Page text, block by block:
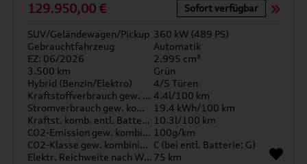
129.950,00 € Sofort verfügbar
SUV/Geländewagen/Pickup 360 kW (489 PS)
Gebrauchtfahrzeug
Automatik
EZ: 06/2026
2.995 cm³
3.500 km
Grün
Hybrid (Benzin/Elektro)
4/5 Türen
Kraftstoffverbrauch gew. kombiniert 4.4l/100 km
Stromverbrauch gew. kombiniert
19.4 kWh/100 km
Kraftst. komb. entl. Batterie 10.3l/100 km
CO2-Emission gew. kombiniert 100g/km
CO2-Klasse gew. kombiniert C (bei entl. Batterie: G)
Elektr. Reichweite nach WLTP* 75 km